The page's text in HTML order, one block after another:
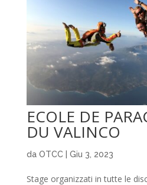
ECOLE DE
DU VALINCO
da OTCC| Giu 3, 2023
Stage organizzati in tutte le